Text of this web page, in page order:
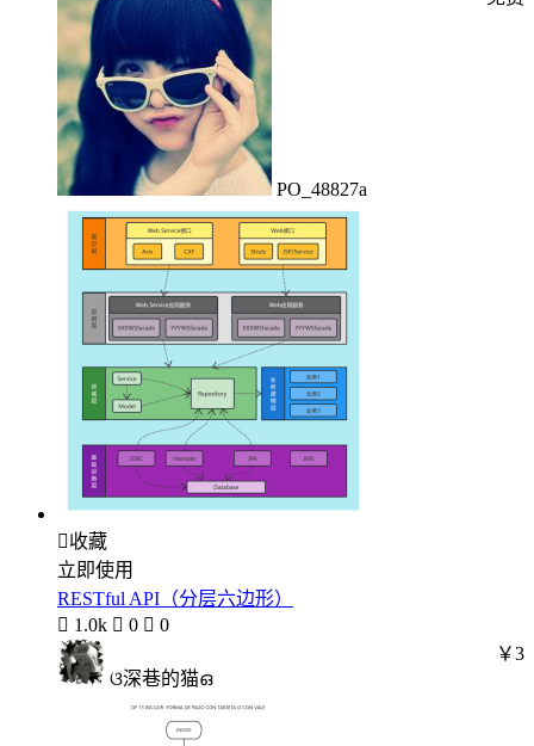
PO_48827a
收藏
立即使用
RESTful API（分层六边形）
 1.0k  0  0
ଓ深巷的猫ഒ
￥3